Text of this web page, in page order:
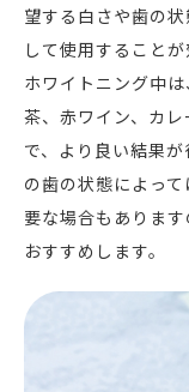
望する白さや歯の
して使用すること
ホワイトニング中
茶、赤ワイン、カ
で、より良い結果
の歯の状態によっ
要な場合もありま
おすすめします。